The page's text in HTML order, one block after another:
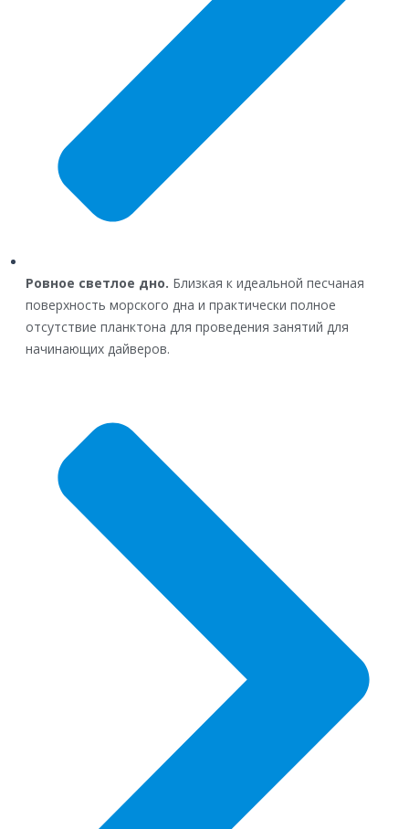
Ровное светлое дно. Близкая к идеальной песчаная
поверхность морского дна и практически полное
отсутствие планктона для проведения занятий для
начинающих дайверов.